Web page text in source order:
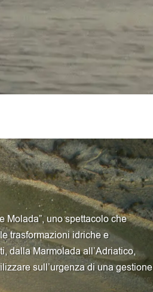
Molada”, uno spettacolo che
trasformazioni idriche e
dalla Marmolada all’Adriatico,
sull’urgenza di una gestione